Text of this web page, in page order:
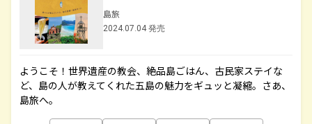
島旅
2024.07.04 発売
ようこそ！世界遺産の教会、絶品島ごはん、古民家ステイな
ど、島の人が教えてくれた五島の魅力をギュッと凝縮。さあ、
島旅へ。